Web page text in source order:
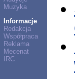
Muzyka
Informacje
Redakcja
Współpraca
Reklama
Mecenat
IRC